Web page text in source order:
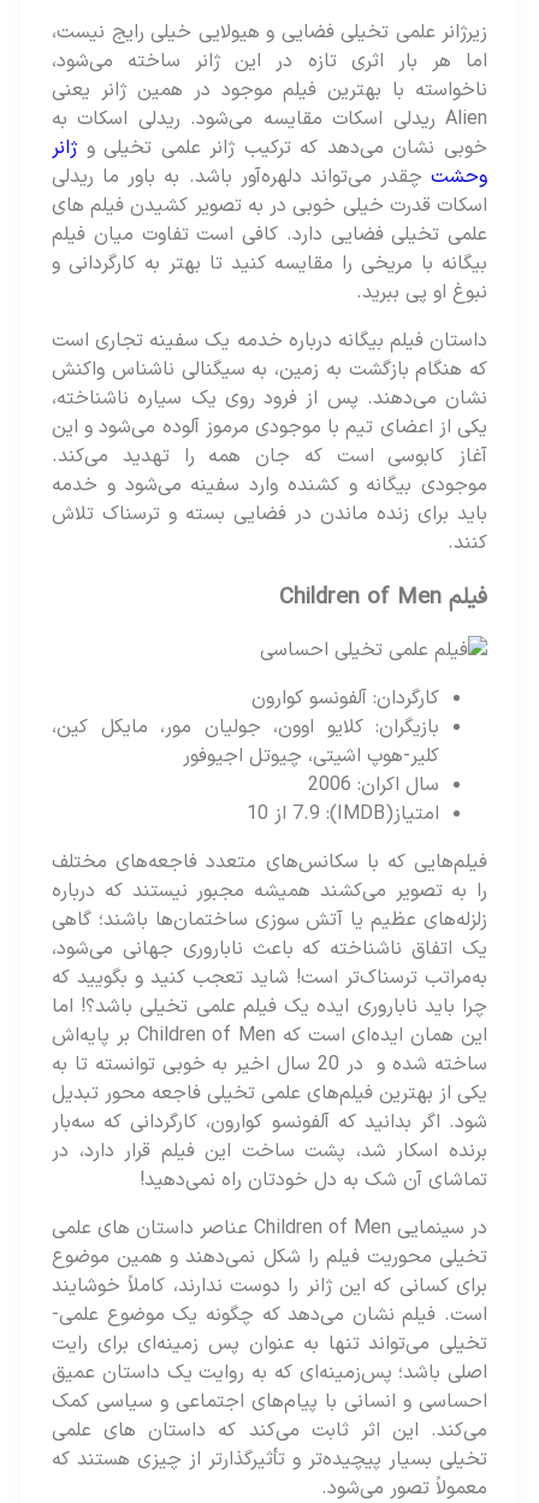
زیرژانر علمی تخیلی فضایی و هیولایی خیلی رایج نیست،
اما هر بار اثری تازه در این ژانر ساخته می‌شود،
ناخواسته با بهترین فیلم موجود در همین ژانر یعنی
Alien ریدلی اسکات مقایسه می‌شود. ریدلی اسکات به
خوبی نشان می‌دهد که ترکیب ژانر علمی‌ تخیلی وژانر
وحشتچقدر می‌تواند دلهره‌آور باشد. به باور ما ریدلی
اسکات قدرت خیلی خوبی در به تصویر کشیدن فیلم های
علمی تخیلی فضایی دارد. کافی است تفاوت میان فیلم
بیگانه با مریخی را مقایسه کنید تا بهتر به کارگردانی و
نبوغ او پی ببرید.
داستان فیلم بیگانه درباره خدمه یک سفینه تجاری است
که هنگام بازگشت به زمین، به سیگنالی ناشناس واکنش
نشان می‌دهند. پس از فرود روی یک سیاره ناشناخته،
یکی از اعضای تیم با موجودی مرموز آلوده می‌شود و این
آغاز کابوسی است که جان همه را تهدید می‌کند.
موجودی بیگانه و کشنده وارد سفینه می‌شود و خدمه
باید برای زنده‌ ماندن در فضایی بسته و ترسناک تلاش
کارگردان: آلفونسو کوارون
بازیگران: کلایو اوون، جولیان مور، مایکل کین،
کلیر-هوپ اشیتی، چیوتل اجیوفور
سال اکران: 2006
امتیاز(IMDB): 7.9 از 10
فیلم‌هایی که با سکانس‌های متعدد فاجعه‌های مختلف
را به تصویر می‌کشند همیشه مجبور نیستند که درباره
زلزله‌های عظیم یا آتش‌ سوزی ساختمان‌ها باشند؛ گاهی
یک اتفاق ناشناخته که باعث ناباروری جهانی می‌شود،
به‌مراتب ترسناک‌تر است! شاید تعجب کنید و بگویید که
چرا باید ناباروری ایده یک فیلم علمی تخیلی باشد؟! اما
این همان ایده‌ای است که Children of Men بر پایه‌اش
ساخته شده و در 20 سال اخیر به خوبی توانسته تا به
یکی از بهترین فیلم‌های علمی تخیلی فاجعه محور تبدیل
شود. اگر بدانید که آلفونسو کوارون، کارگردانی که سه‌بار
برنده اسکار شد، پشت ساخت این فیلم قرار دارد، در
تماشای آن شک به دل خودتان راه نمی‌دهید!
در سینمایی Children of Men عناصر داستان های علمی‌
تخیلی محوریت فیلم را شکل نمی‌دهند و همین موضوع
برای کسانی که این ژانر را دوست ندارند، کاملاً خوشایند
است. فیلم نشان می‌دهد که چگونه یک موضوع علمی‌-
تخیلی می‌تواند تنها به عنوان پس زمینه‌ای برای رایت
اصلی باشد؛ پس‌زمینه‌ای که به روایت یک داستان عمیق
احساسی و انسانی با پیام‌های اجتماعی و سیاسی کمک
می‌کند. این اثر ثابت می‌کند که داستان‌ های علمی‌
تخیلی بسیار پیچیده‌تر و تأثیرگذارتر از چیزی هستند که
معمولاً تصور می‌شود.